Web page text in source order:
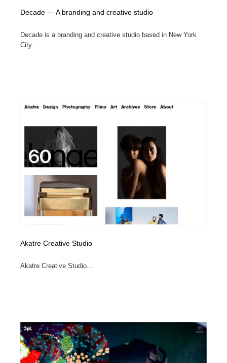
Decade — A branding and creative studio
Decade is a branding and creative studio based in New York
City...
Akatre Creative Studio
Akatre Creative Studio...